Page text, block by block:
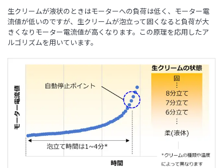
生クリームが液状のときはモーターへの負荷は低く、モーター電
流値が低いのですが、生クリームが泡立って固くなると負荷が大
きくなりモーター電流値が高くなります。この原理を応用したア
ルゴリズムを用いています。